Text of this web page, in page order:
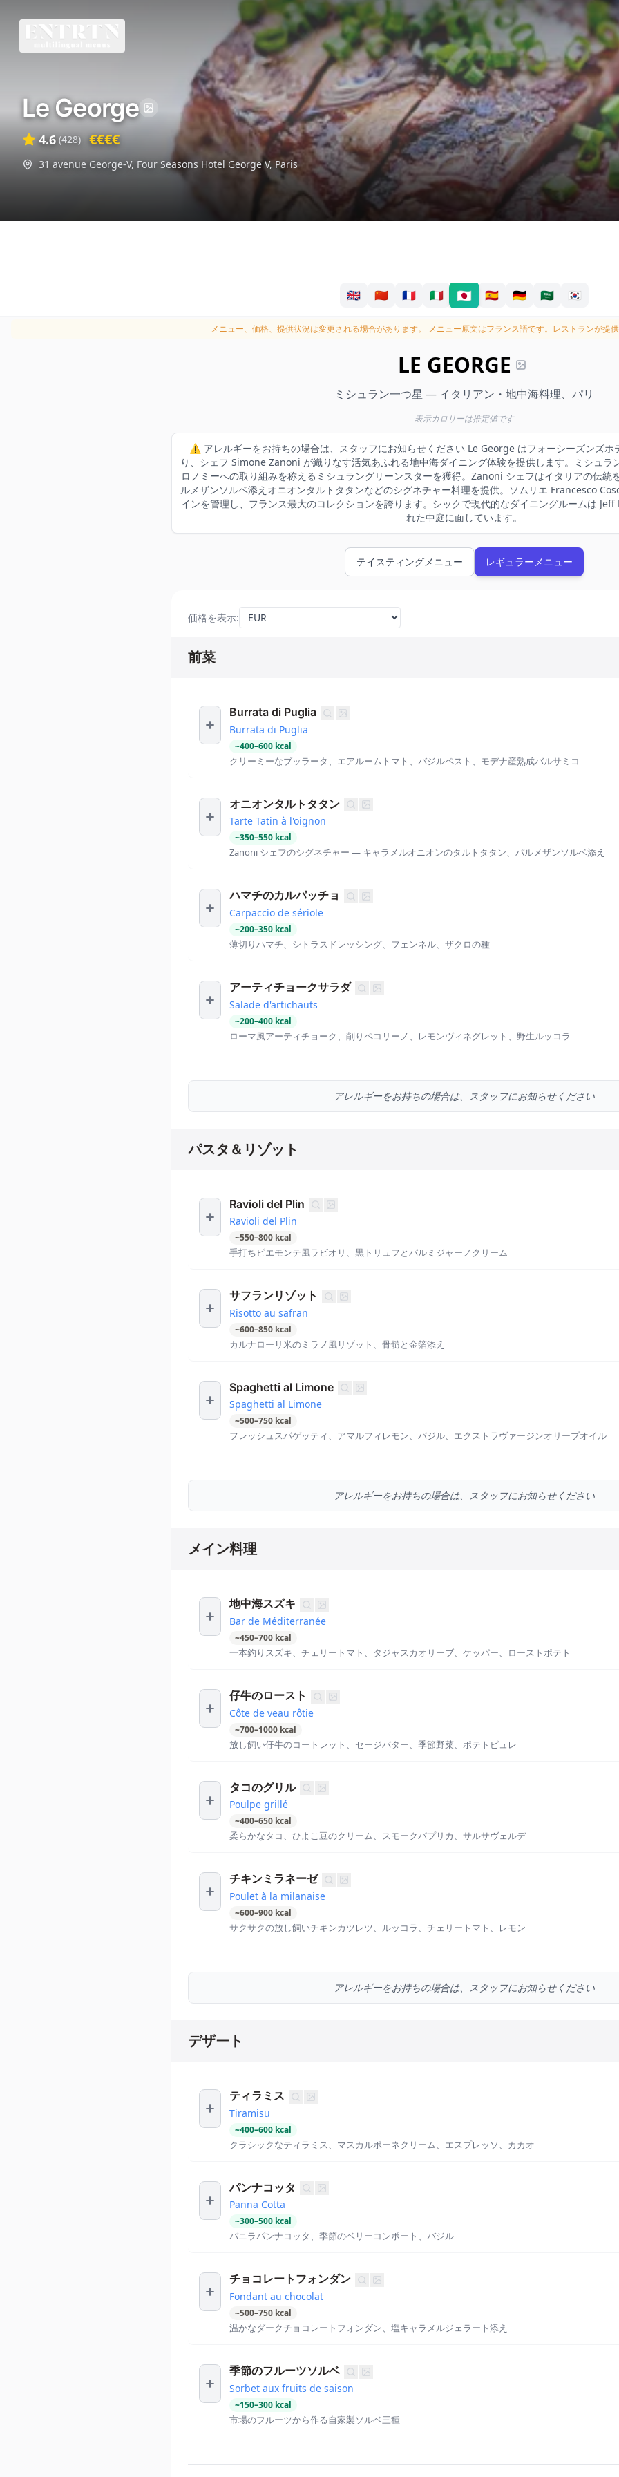
Le George
4.6 (428) €€€€
31 avenue George-V, Four Seasons Hotel George V,Paris
🇬🇧 🇨🇳 🇫🇷 🇮🇹 🇯🇵 🇪🇸 🇩🇪 🇸🇦 🇰🇷
メニュー、価格、提供状況は変更される場合があります。 メニュー原文はフランス語です。レストランが提
LE GEORGE
ミシュラン一つ星 — イタリアン・地中海料理、パリ
表示カロリーは推定値です
⚠️ アレルギーをお持ちの場合は、スタッフにお知らせください Le George はフォーシーズンズホ
り、シェフ Simone Zanoni が織りなす活気あふれる地中海ダイニング体験を提供します。ミシュラ
ロノミーへの取り組みを称えるミシュラングリーンスターを獲得。Zanoni シェフはイタリアの伝統
ルメザンソルベ添えオニオンタルトタタンなどのシグネチャー料理を提供。ソムリエ Francesco
インを管理し、フランス最大のコレクションを誇ります。シックで現代的なダイニングルームは
れた中庭に面しています。
テイスティングメニュー レギュラーメニュー
価格を表示:
前菜
Burrata di Puglia
Burrata di Puglia
~400–600 kcal
クリーミーなブッラータ、エアルームトマト、バジルペスト、モデナ産熟成バルサミコ
オニオンタルトタタン
Tarte Tatin à l'oignon
~350–550 kcal
Zanoni シェフのシグネチャー — キャラメルオニオンのタルトタタン、パルメザンソルベ添え
ハマチのカルパッチョ
Carpaccio de sériole
~200–350 kcal
薄切りハマチ、シトラスドレッシング、フェンネル、ザクロの種
アーティチョークサラダ
Salade d'artichauts
~200–400 kcal
ローマ風アーティチョーク、削りペコリーノ、レモンヴィネグレット、野生ルッコラ
アレルギーをお持ちの場合は、スタッフにお知らせください
パスタ＆リゾット
Ravioli del Plin
Ravioli del Plin
~550–800 kcal
手打ちピエモンテ風ラビオリ、黒トリュフとパルミジャーノクリーム
サフランリゾット
Risotto au safran
~600–850 kcal
カルナローリ米のミラノ風リゾット、骨髄と金箔添え
Spaghetti al Limone
Spaghetti al Limone
~500–750 kcal
フレッシュスパゲッティ、アマルフィレモン、バジル、エクストラヴァージンオリーブオイル
アレルギーをお持ちの場合は、スタッフにお知らせください
メイン料理
地中海スズキ
Bar de Méditerranée
~450–700 kcal
一本釣りスズキ、チェリートマト、タジャスカオリーブ、ケッパー、ローストポテト
仔牛のロースト
Côte de veau rôtie
~700–1000 kcal
放し飼い仔牛のコートレット、セージバター、季節野菜、ポテトピュレ
タコのグリル
Poulpe grillé
~400–650 kcal
柔らかなタコ、ひよこ豆のクリーム、スモークパプリカ、サルサヴェルデ
チキンミラネーゼ
Poulet à la milanaise
~600–900 kcal
サクサクの放し飼いチキンカツレツ、ルッコラ、チェリートマト、レモン
アレルギーをお持ちの場合は、スタッフにお知らせください
デザート
ティラミス
Tiramisu
~400–600 kcal
クラシックなティラミス、マスカルポーネクリーム、エスプレッソ、カカオ
パンナコッタ
Panna Cotta
~300–500 kcal
バニラパンナコッタ、季節のベリーコンポート、バジル
チョコレートフォンダン
Fondant au chocolat
~500–750 kcal
温かなダークチョコレートフォンダン、塩キャラメルジェラート添え
季節のフルーツソルベ
Sorbet aux fruits de saison
~150–300 kcal
市場のフルーツから作る自家製ソルベ三種